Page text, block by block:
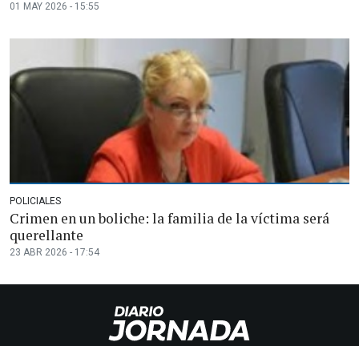
01 MAY 2026 - 15:55
POLICIALES
Crimen en un boliche: la familia de la víctima será
querellante
23 ABR 2026 - 17:54